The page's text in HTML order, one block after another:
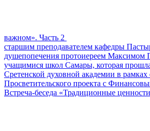
важном». Часть 2
старшим преподавателем кафедры
душепопечения протоиереем Максимом
учащимися школ Самары, которая
Сретенской духовной академии в рамках
Просветительского проекта с
Встреча-беседа «Традиционные